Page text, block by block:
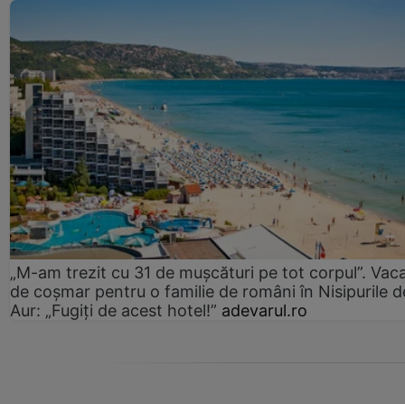
„M-am trezit cu 31 de mușcături pe tot corpul”.
de coșmar pentru o familie de români în Nisipurile
Aur: „Fugiți de acest hotel!” adevarul.ro